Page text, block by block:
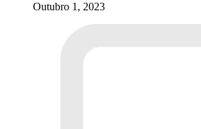
Outubro 1, 2023